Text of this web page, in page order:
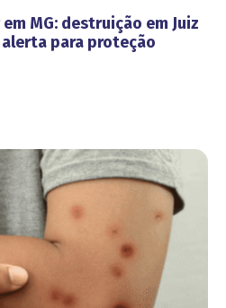
MG: destruição em Juiz
alerta para proteção